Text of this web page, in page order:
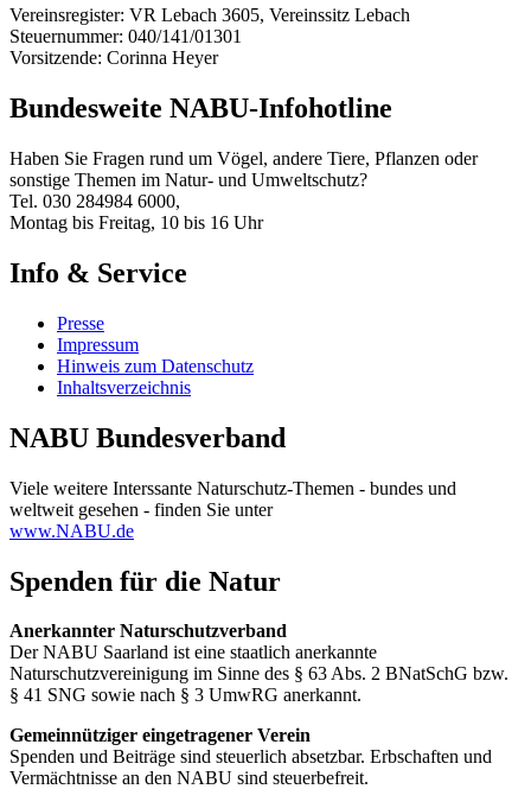
Vereinsregister: VR Lebach 3605, Vereinssitz Lebach
Steuernummer: 040/141/01301
Vorsitzende: Corinna Heyer
Bundesweite NABU-Infohotline
Haben Sie Fragen rund um Vögel, andere Tiere, Pflanzen oder
sonstige Themen im Natur- und Umweltschutz?
Tel. 030 284984 6000,
Montag bis Freitag, 10 bis 16 Uhr
Info & Service
Presse
Impressum
Hinweis zum Datenschutz
Inhaltsverzeichnis
NABU Bundesverband
Viele weitere Interssante Naturschutz-Themen - bundes und
weltweit gesehen - finden Sie unter
www.NABU.de
Spenden für die Natur
Anerkannter Naturschutzverband
Der NABU Saarland ist eine staatlich anerkannte
Naturschutzvereinigung im Sinne des § 63 Abs. 2 BNatSchG bzw.
§ 41 SNG sowie nach § 3 UmwRG anerkannt.
Gemeinnütziger eingetragener Verein
Spenden und Beiträge sind steuerlich absetzbar. Erbschaften und
Vermächtnisse an den NABU sind steuerbefreit.